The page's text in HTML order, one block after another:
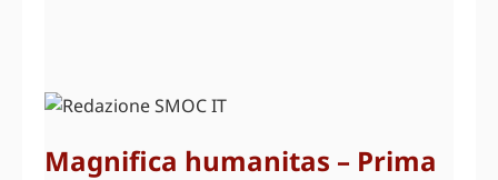
Magnifica humanitas – Prima